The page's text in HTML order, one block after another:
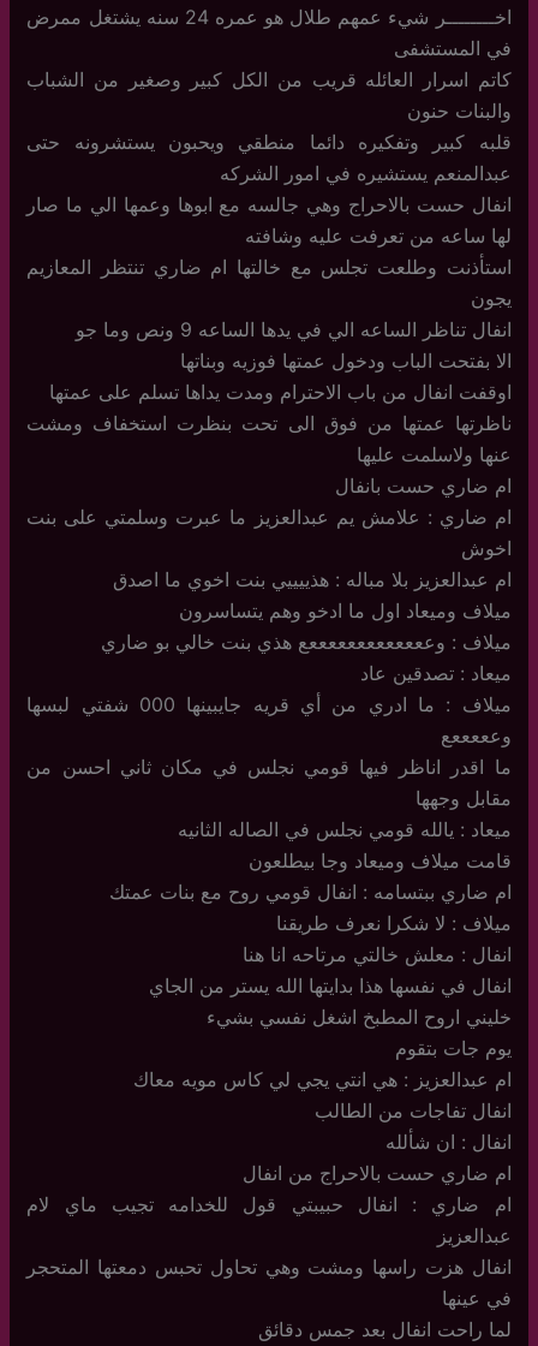
اخــــــــر شيء عمهم طلال هو عمره 24 سنه يشتغل ممرض
في المستشفى
كاتم اسرار العائله قريب من الكل كبير وصغير من الشباب
والبنات حنون
قلبه كبير وتفكيره دائما منطقي ويحبون يستشرونه حتى
عبدالمنعم يستشيره في امور الشركه
انفال حست بالاحراج وهي جالسه مع ابوها وعمها الي ما صار
لها ساعه من تعرفت عليه وشافته
استأذنت وطلعت تجلس مع خالتها ام ضاري تنتظر المعازيم
يجون
انفال تناظر الساعه الي في يدها الساعه 9 ونص وما جو
الا بفتحت الباب ودخول عمتها فوزيه وبناتها
اوقفت انفال من باب الاحترام ومدت يداها تسلم على عمتها
ناظرتها عمتها من فوق الى تحت بنظرت استخفاف ومشت
عنها ولاسلمت عليها
ام ضاري حست بانفال
ام ضاري : علامش يم عبدالعزيز ما عبرت وسلمتي على بنت
اخوش
ام عبدالعزيز بلا مباله : هذييييي بنت اخوي ما اصدق
ميلاف وميعاد اول ما ادخو وهم يتساسرون
ميلاف : وعععععععععععععع هذي بنت خالي بو ضاري
ميعاد : تصدقين عاد
ميلاف : ما ادري من أي قريه جايبينها 000 شفتي لبسها
وعععععع
ما اقدر اناظر فيها قومي نجلس في مكان ثاني احسن من
مقابل وجهها
ميعاد : يالله قومي نجلس في الصاله الثانيه
قامت ميلاف وميعاد وجا بيطلعون
ام ضاري ببتسامه : انفال قومي روح مع بنات عمتك
ميلاف : لا شكرا نعرف طريقنا
انفال : معلش خالتي مرتاحه انا هنا
انفال في نفسها هذا بدايتها الله يستر من الجاي
خليني اروح المطبخ اشغل نفسي بشيء
يوم جات بتقوم
ام عبدالعزيز : هي انتي يجي لي كاس مويه معاك
انفال تفاجات من الطالب
انفال : ان شألله
ام ضاري حست بالاحراج من انفال
ام ضاري : انفال حبيبتي قول للخدامه تجيب ماي لام
عبدالعزيز
انفال هزت راسها ومشت وهي تحاول تحبس دمعتها المتحجر
في عينها
لما راحت انفال بعد جمس دقائق